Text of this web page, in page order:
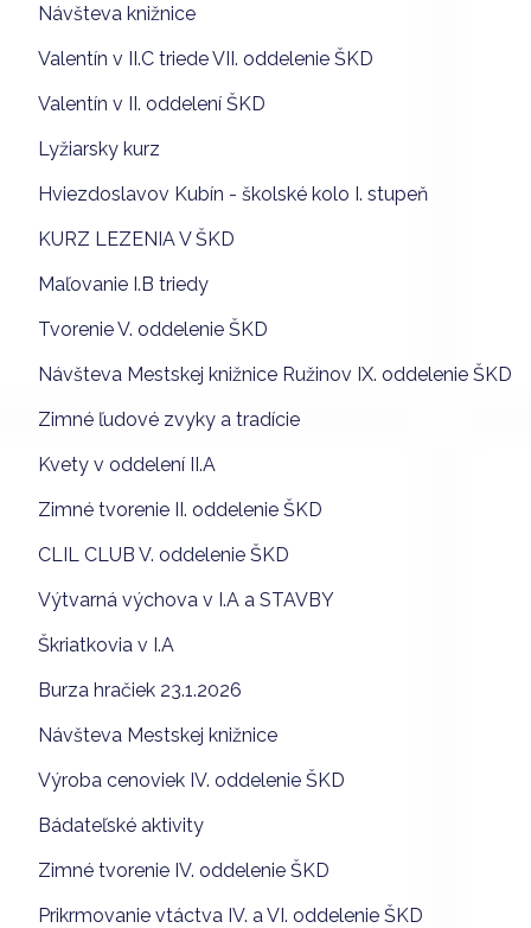
Návšteva knižnice
Valentín v II.C triede VII. oddelenie ŠKD
Valentín v II. oddelení ŠKD
Lyžiarsky kurz
Hviezdoslavov Kubín - školské kolo I. stupeň
KURZ LEZENIA V ŠKD
Maľovanie I.B triedy
Tvorenie V. oddelenie ŠKD
Návšteva Mestskej knižnice Ružinov IX. oddelenie ŠKD
Zimné ľudové zvyky a tradície
Kvety v oddelení II.A
Zimné tvorenie II. oddelenie ŠKD
CLIL CLUB V. oddelenie ŠKD
Výtvarná výchova v I.A a STAVBY
Škriatkovia v I.A
Burza hračiek 23.1.2026
Návšteva Mestskej knižnice
Výroba cenoviek IV. oddelenie ŠKD
Bádateľské aktivity
Zimné tvorenie IV. oddelenie ŠKD
Prikrmovanie vtáctva IV. a VI. oddelenie ŠKD